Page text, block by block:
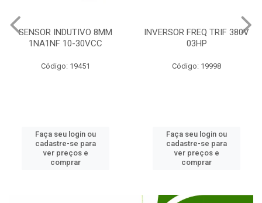
SENSOR INDUTIVO 8MM
1NA1NF 10-30VCC
Código: 19451
Faça seu login ou
cadastre-se para
ver preços e
comprar
INVERSOR FREQ TRIF 380V
03HP
Código: 19998
Faça seu login ou
cadastre-se para
ver preços e
comprar